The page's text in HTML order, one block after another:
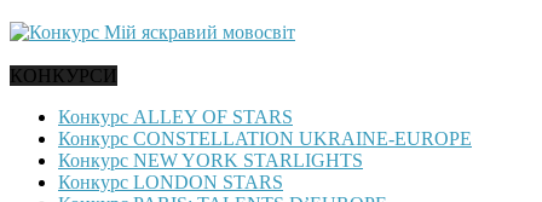
КОНКУРСИ
Конкурс ALLEY OF STARS
Конкурс CONSTELLATION UKRAINE-EUROPE
Конкурс NEW YORK STARLIGHTS
Конкурс LONDON STARS